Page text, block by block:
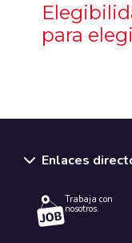
para
Enlaces
Trabaja con
nosotros.